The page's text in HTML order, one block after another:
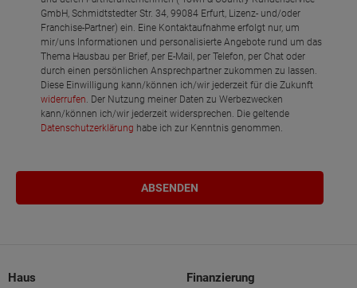
GmbH, Schmidtstedter Str. 34, 99084 Erfurt, Lizenz- und/oder
Franchise-Partner) ein. Eine Kontaktaufnahme erfolgt nur, um
mir/uns Informationen und personalisierte Angebote rund um das
Thema Hausbau per Brief, per E-Mail, per Telefon, per Chat oder
durch einen persönlichen Ansprechpartner zukommen zu lassen.
Diese Einwilligung kann/können ich/wir jederzeit für die Zukunft
widerrufen. Der Nutzung meiner Daten zu Werbezwecken
kann/können ich/wir jederzeit widersprechen. Die geltende
Datenschutzerklärung habe ich zur Kenntnis genommen.
Haus Finanzierung